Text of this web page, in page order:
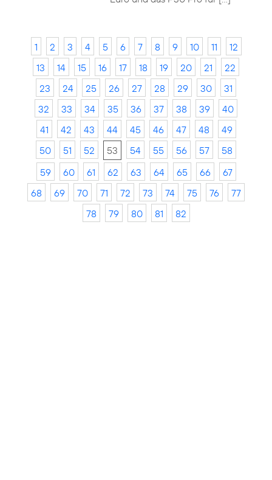
1 2 3 4 5 6 7 8 9 10 11
12
13
14 15 16 17 18 19 20 21
22
23
24 25 26 27 28 29 30
31
32
33 34 35 36 37 38 39
40
41
42 43 44 45 46 47 48
49
50
51 52 53 54 55 56 57
58
59
60 61 62 63 64 65 66
67
68
69 70 71 72 73 74 75 76
77
78
79 80 81 82